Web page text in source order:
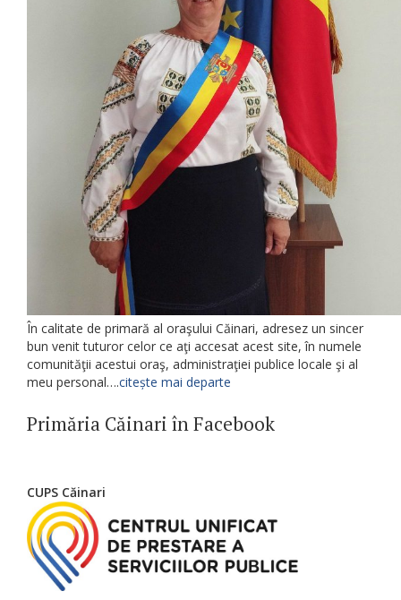
În calitate de primară al oraşului Căinari, adresez un sincer
bun venit tuturor celor ce aţi accesat acest site, în numele
comunităţii acestui oraş, administraţiei publice locale şi al
meu personal….citește mai departe
Primăria Căinari în Facebook
CUPS Căinari